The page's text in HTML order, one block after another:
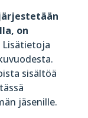
on
Lisätietoja
sisältöä
jäsenille.